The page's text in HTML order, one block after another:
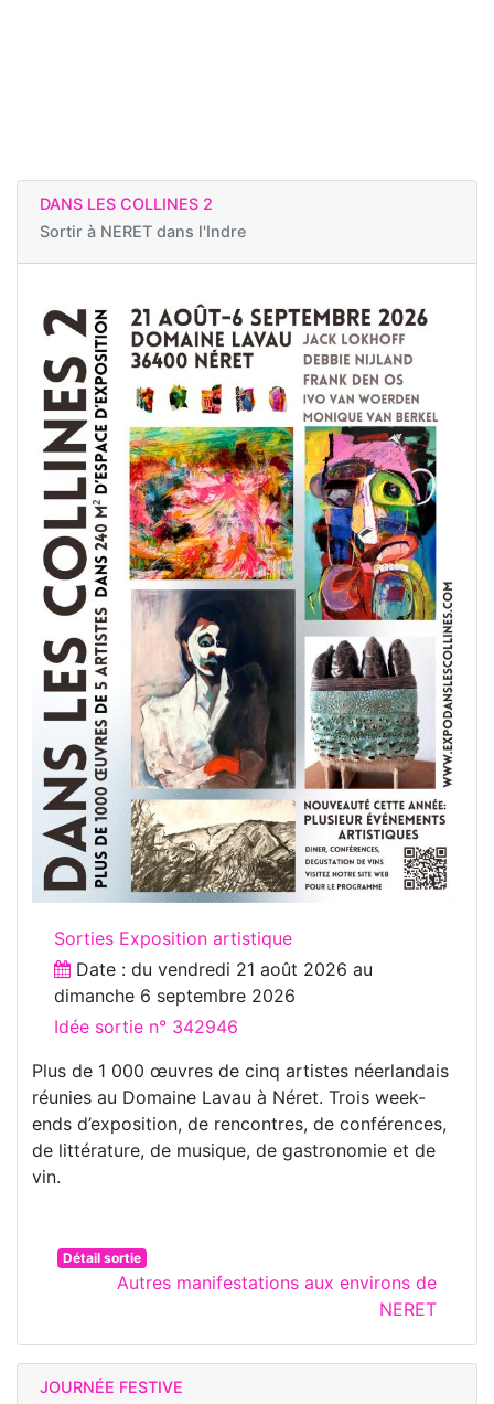
DANS LES COLLINES 2
Sortir à NERET dans l'Indre
Sorties Exposition artistique
Date : du vendredi 21 août 2026 au
dimanche 6 septembre 2026
Idée sortie n° 342946
Plus de 1 000 œuvres de cinq artistes néerlandais
réunies au Domaine Lavau à Néret. Trois week-
ends d’exposition, de rencontres, de conférences,
de littérature, de musique, de gastronomie et de
vin.
Détail sortie
Autres manifestations aux environs de
NERET
JOURNÉE FESTIVE